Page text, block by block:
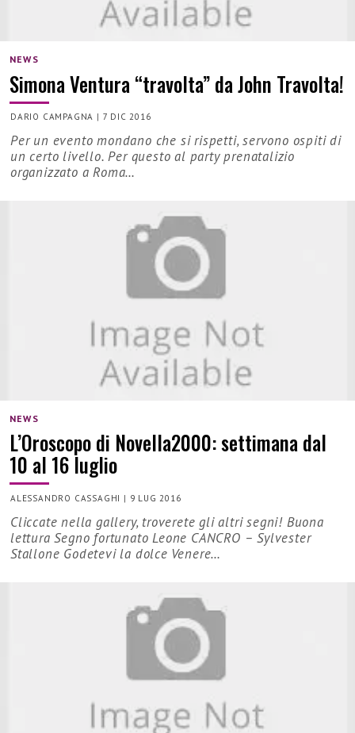
NEWS
Simona Ventura “travolta” da John Travolta!
DARIO CAMPAGNA | 7 DIC 2016
Per un evento mondano che si rispetti, servono ospiti di
un certo livello. Per questo al party prenatalizio
organizzato a Roma…
NEWS
L’Oroscopo di Novella2000: settimana dal
10 al 16 luglio
ALESSANDRO CASSAGHI | 9 LUG 2016
Cliccate nella gallery, troverete gli altri segni! Buona
lettura Segno fortunato Leone CANCRO – Sylvester
Stallone Godetevi la dolce Venere…